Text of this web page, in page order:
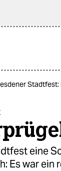
eine
Es war